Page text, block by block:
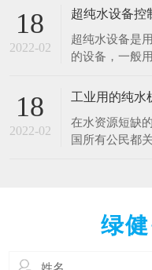
等设备，通过
质、悬浮物等
免受颗粒物质
18
2022-02
超纯水设备控
超纯水设备是
的设备，一般
制系统是十分
纯水设备控制
制对水处理系
18
2022-02
在水资源短缺
国所有公民都
备根据进水的